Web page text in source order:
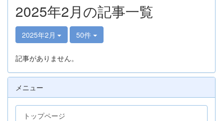
2025年2月の記事一覧
2025年2月 50件
記事がありません。
メニュー
トップページ